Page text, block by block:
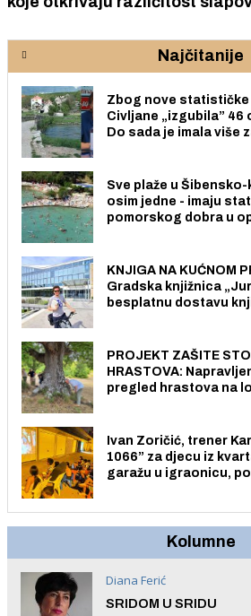
Najčitanije
Zbog nove statističke
Civljane „izgubila” 46
Do sada je imala više
Sve plaže u
osim jedne - imaju
pomorskog dobra u
KNJIGA NA KUĆNOM
Gradska knjižnica
besplatnu dostavu
PROJEKT ZAŠITE
HRASTOVA:
pregled hrastova na
Ivan Zoričić, trener
1066” za djecu iz
garažu u igraonicu,
Kolumne
Diana Ferić
SRIDOM U SRIDU